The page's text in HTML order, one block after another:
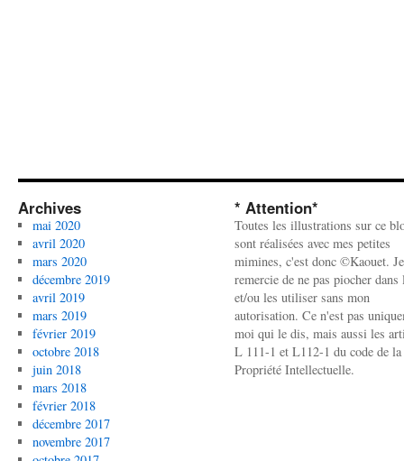
Archives
mai 2020
avril 2020
mars 2020
décembre 2019
avril 2019
mars 2019
février 2019
octobre 2018
juin 2018
mars 2018
février 2018
décembre 2017
novembre 2017
* Attention*
Toutes les illustrations sur ce
sont réalisées avec mes petites
mimines, c'est donc ©Kaouet.
remercie de ne pas piocher dans
et/ou les utiliser sans mon
autorisation. Ce n'est pas
moi qui le dis, mais aussi les
L 111-1 et L112-1 du code de la
Propriété Intellectuelle.